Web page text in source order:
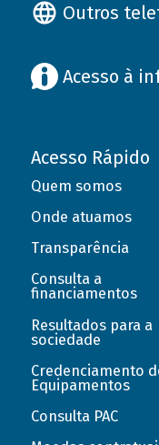
Outros
Acesso à
Acesso Rápido
Quem somos
Onde atuamos
Transparência
Consulta a
financiamentos
Resultados para a
sociedade
Credenciamento
Equipamentos
Consulta PAC